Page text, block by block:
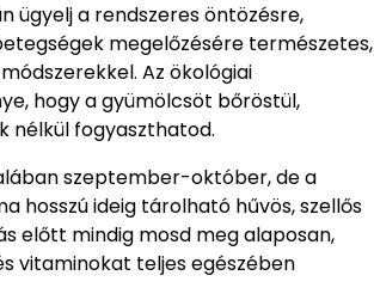
ügyelj a rendszeres öntözésre,
megelőzésére természetes,
Az ökológiai
hogy a gyümölcsöt bőröstül,
nélkül fogyaszthatod.
szeptember-október, de a
hosszú ideig tárolható hűvös, szellős
előtt mindig mosd meg alaposan,
vitaminokat teljes egészében